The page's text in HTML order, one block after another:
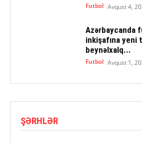
Futbol Avqust 4,
Azərbaycanda
inkişafına yeni
beynəlxalq...
Futbol Avqust 1,
ŞƏRHLƏR